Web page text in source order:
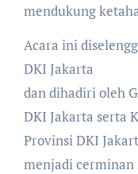
mendukung
Acara ini
DKI Jakarta
dan dihadiri oleh
DKI Jakarta serta
Provinsi DKI
menjadi cerminan